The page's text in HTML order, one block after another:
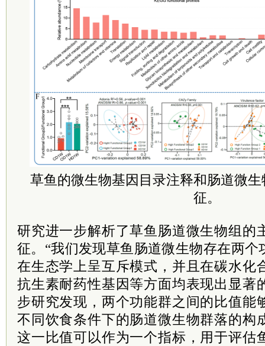
草鱼的微生物基因目录注释和肠道微
征。
研究进一步解析了草鱼肠道微生物组的
征。“我们发现草鱼肠道微生物存在两
在生态学上呈互斥模式，并且在碳水化
抗生素耐药性基因等方面均表现出显著
步研究发现，两个功能群之间的比值能
不同饮食条件下的肠道微生物群落的构
这一比值可以作为一个指标，用于评估